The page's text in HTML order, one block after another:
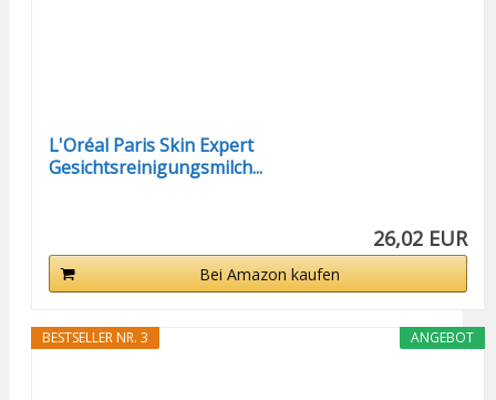
L'Oréal Paris Skin Expert
Gesichtsreinigungsmilch...
26,02 EUR
Bei Amazon kaufen
ANGEBOT
BESTSELLER NR. 3